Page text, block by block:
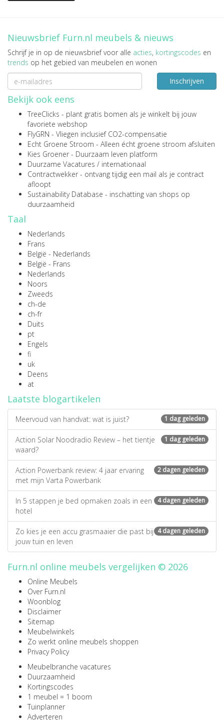
Nieuwsbrief Furn.nl meubels & nieuws
Schrijf je in op de nieuwsbrief voor alle acties, kortingscodes en
trends op het gebied van meubelen en wonen
Inschrijven
Bekijk ook eens
TreeClicks - plant gratis bomen als je winkelt bij jouw
favoriete webshop
FlyGRN - Vliegen inclusief CO2-compensatie
Echt Groene Stroom - Alleen écht groene stroom afsluiten
Kies Groener - Duurzaam leven platform
Duurzame Vacatures / internationaal
Contractwekker - ontvang tijdig een mail als je contract
afloopt
Sustainability Database - inschatting van shops op
duurzaamheid
Taal
Nederlands
Frans
België - Nederlands
België - Frans
Nederlands
Noors
Zweeds
ch-de
ch-fr
Duits
pt
Engels
fi
uk
Deens
at
Laatste blogartikelen
1 dag geleden
Meervoud van handvat: wat is juist?
1 dag geleden
Action Solar Noodradio Review – het tientje
waard?
2 dagen geleden
Action Powerbank review: 4 jaar ervaring
met mijn Varta Powerbank
4 dagen geleden
In 5 stappen je bed opmaken zoals in een
hotel
4 dagen geleden
Zo kies je een accu grasmaaier die past bij
jouw tuin en leven
Furn.nl online meubels vergelijken © 2026
Online Meubels
Over Furn.nl
Woonblog
Disclaimer
Sitemap
Meubelwinkels
Zo werkt online meubels shoppen
Privacy Policy
Meubelbranche vacatures
Duurzaamheid
Kortingscodes
1 meubel = 1 boom
Tuinplanner
Adverteren